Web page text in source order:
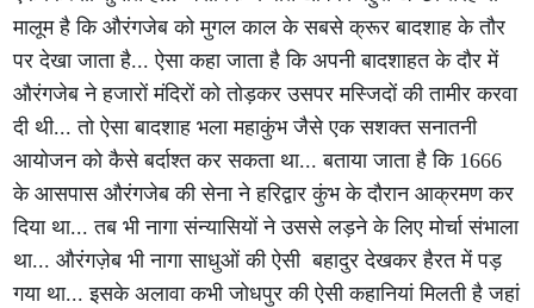
मालूम है कि औरंगजेब को मुगल काल के सबसे क्रूर बादशाह के तौर
पर देखा जाता है... ऐसा कहा जाता है कि अपनी बादशाहत के दौर में
औरंगजेब ने हजारों मंदिरों को तोड़कर उसपर मस्जिदों की तामीर करवा
दी थी... तो ऐसा बादशाह भला महाकुंभ जैसे एक सशक्त सनातनी
आयोजन को कैसे बर्दाश्त कर सकता था... बताया जाता है कि 1666
के आसपास औरंगजेब की सेना ने हरिद्वार कुंभ के दौरान आक्रमण कर
दिया था... तब भी नागा संन्यासियों ने उससे लड़ने के लिए मोर्चा संभाला
था... औरंगज़ेब भी नागा साधुओं की ऐसी बहादुर देखकर हैरत में पड़
गया था... इसके अलावा कभी जोधपुर की ऐसी कहानियां मिलती है जहां